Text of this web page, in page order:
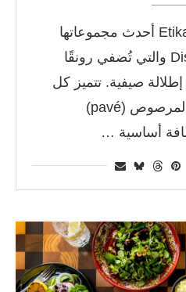
أطلقت علامة Etika Jewels أحدث مجموعاتها
باسم Distance Diamond والتي تُضفي رونقًا
صيفية. تتميز كل
قطعة بستايل الألماس المرصوص (pavé)
أساسية …